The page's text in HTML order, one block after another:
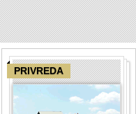
PRIVREDA